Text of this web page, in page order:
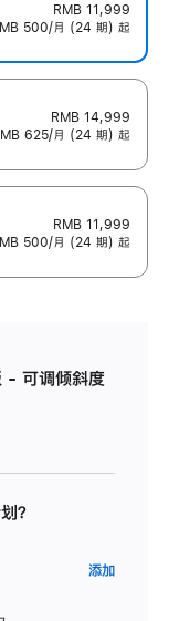
RMB 11,999
500/月 (24 期) 起
RMB 14,999
625/月 (24 期) 起
RMB 11,999
500/月 (24 期) 起
可调倾斜度
？
添加